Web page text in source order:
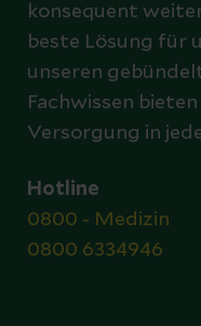
konsequent
beste Lösung für
unseren
Fachwissen
Versorgung in
Hotline
0800 - Medizin
0800 6334946